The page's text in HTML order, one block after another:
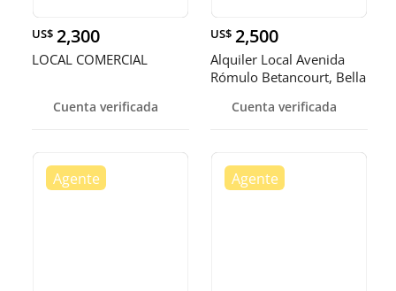
US$ 2,300
LOCAL COMERCIAL
Cuenta verificada
US$ 2,500
Alquiler Local Avenida
Rómulo Betancourt, Bella
Cuenta verificada